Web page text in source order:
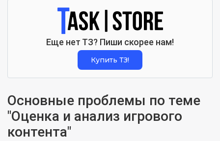
Еще нет ТЗ? Пиши скорее нам!
Купить ТЗ!
Основные проблемы по теме
"Оценка и анализ игрового
контента"